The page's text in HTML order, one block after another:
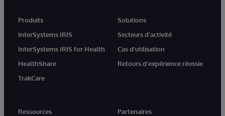
Produits
InterSystems IRIS
InterSystems IRIS for Health
HealthShare
TrakCare
Solutions
Secteurs d'activité
Cas d'utilisation
Retours d'expérience réussie
Ressources
Partenaires